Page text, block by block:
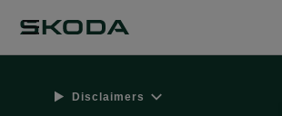
Disclaimers